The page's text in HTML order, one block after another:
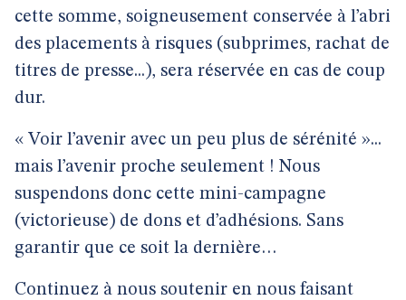
cette somme, soigneusement conservée à l’abri
des placements à risques (subprimes, rachat de
titres de presse...), sera réservée en cas de coup
dur.
« Voir l’avenir avec un peu plus de sérénité »...
mais l’avenir proche seulement ! Nous
suspendons donc cette mini-campagne
(victorieuse) de dons et d’adhésions. Sans
garantir que ce soit la dernière…
Continuez à nous soutenir en nous faisant